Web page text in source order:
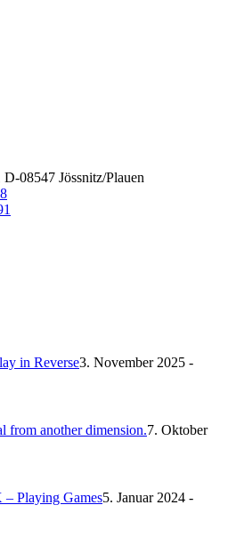
08547 Jössnitz/Plauen
in Reverse3. November 2025 -
another dimension.7. Oktober
Playing Games5. Januar 2024 -